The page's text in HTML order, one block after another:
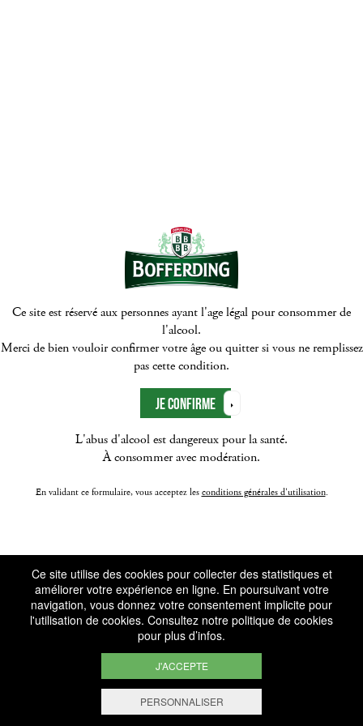
Ce site est réservé aux personnes ayant l'age légal pour consommer de
l'alcool.
Merci de bien vouloir confirmer votre âge ou quitter si vous ne remplissez
pas cette condition.
L'abus d'alcool est dangereux pour la santé.
À consommer avec modération.
En validant ce formulaire, vous acceptez les conditions générales d'utilisation.
Ce site utilise des cookies pour collecter des statistiques et
améliorer votre expérience en ligne. En poursuivant votre
navigation, vous donnez votre consentement implicite pour
l'utilisation de cookies. Consultez notre politique de cookies
pour plus d’infos.
J'ACCEPTE
PERSONNALISER